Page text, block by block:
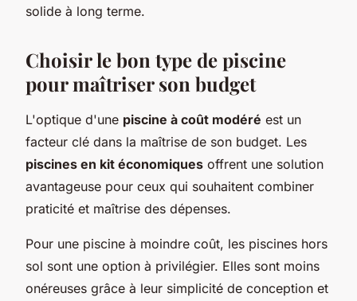
solide à long terme.
Choisir le bon type de piscine
pour maîtriser son budget
L'optique d'une piscine à coût modéré est un
facteur clé dans la maîtrise de son budget. Les
piscines en kit économiques offrent une solution
avantageuse pour ceux qui souhaitent combiner
praticité et maîtrise des dépenses.
Pour une piscine à moindre coût, les piscines hors
sol sont une option à privilégier. Elles sont moins
onéreuses grâce à leur simplicité de conception et